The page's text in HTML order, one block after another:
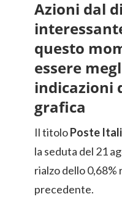
Azioni dal
questo
essere
indicazioni
grafica
Il titoloPoste
la seduta del 21
rialzo dello
precedente.